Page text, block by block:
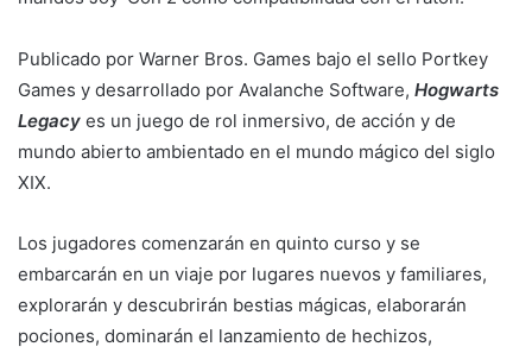
Publicado por Warner Bros. Games bajo el sello Portkey
Games y desarrollado por Avalanche Software, Hogwarts
Legacy es un juego de rol inmersivo, de acción y de
mundo abierto ambientado en el mundo mágico del siglo
XIX.
Los jugadores comenzarán en quinto curso y se
embarcarán en un viaje por lugares nuevos y familiares,
explorarán y descubrirán bestias mágicas, elaborarán
pociones, dominarán el lanzamiento de hechizos,